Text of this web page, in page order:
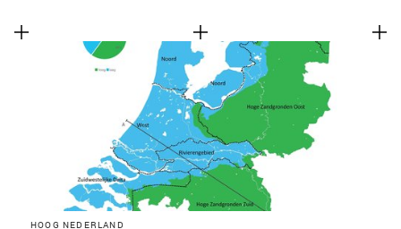
HOOG NEDERLAND